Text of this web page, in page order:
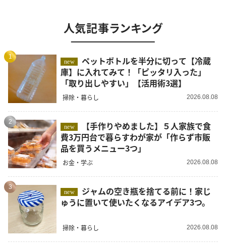
人気記事ランキング
1
new
ペットボトルを半分に切って【冷蔵
庫】に入れてみて！「ピッタリ入った」
「取り出しやすい」【活用術3選】
掃除・暮らし 2026.08.08
2
new
費3万円台で暮らすわが家が「作らず市販
品を買うメニュー3つ」
お金・学ぶ 2026.08.08
3
new
ゅうに置いて使いたくなるアイデア3つ。
掃除・暮らし 2026.08.08